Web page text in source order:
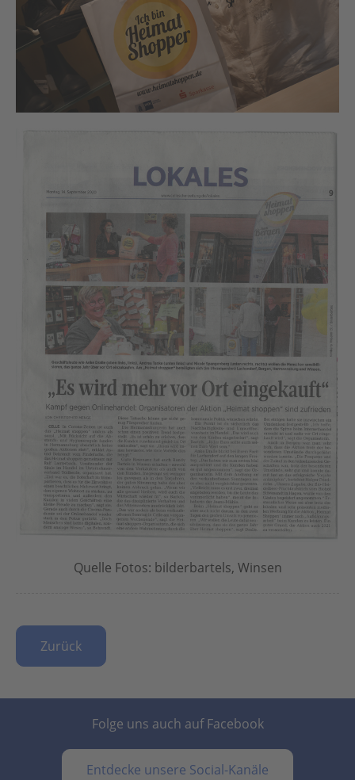
Quelle Fotos: bilderbartels, Winsen
Zurück
Folge uns auch auf Facebook
Entdecke unsere Social-Kanäle